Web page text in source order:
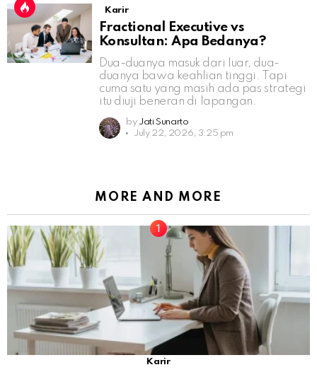
Karir
Fractional Executive vs
Konsultan: Apa Bedanya?
Dua-duanya masuk dari luar, dua-
duanya bawa keahlian tinggi. Tapi
cuma satu yang masih ada pas strategi
itu diuji beneran di lapangan.
by Jati Sunarto
July 22, 2026, 3:25 pm
MORE AND MORE
Karir